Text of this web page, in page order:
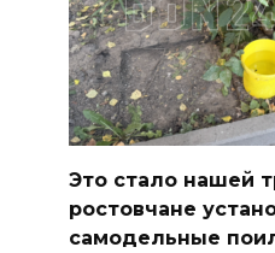
Это стало нашей
ростовчане
самодельные